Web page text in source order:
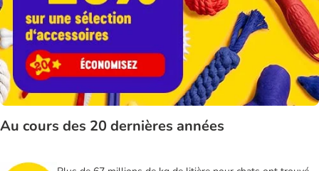
Au cours des 20 dernières années